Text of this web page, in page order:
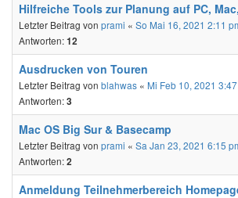
Hilfreiche Tools zur Planung auf PC,
Letzter Beitrag von prami « So Mai 16, 2021 2:11
Antworten:12
Ausdrucken von Touren
Letzter Beitrag von blahwas « Mi Feb 10, 2021
Antworten:3
Mac OS Big Sur & Basecamp
Letzter Beitrag von prami « Sa Jan 23, 2021 6:15
Antworten:2
Anmeldung Teilnehmerbereich